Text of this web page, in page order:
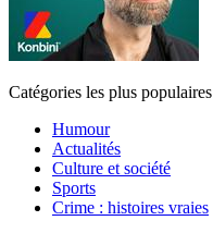
Catégories les plus populaires
Humour
Actualités
Culture et société
Sports
Crime : histoires vraies